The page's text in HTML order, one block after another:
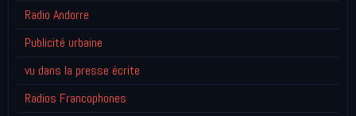
Radio Andorre
Publicité urbaine
vu dans la presse écrite
Radios Francophones